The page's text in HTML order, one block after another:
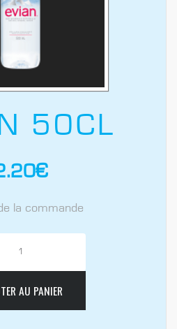
50CL
€
la commande
AU PANIER